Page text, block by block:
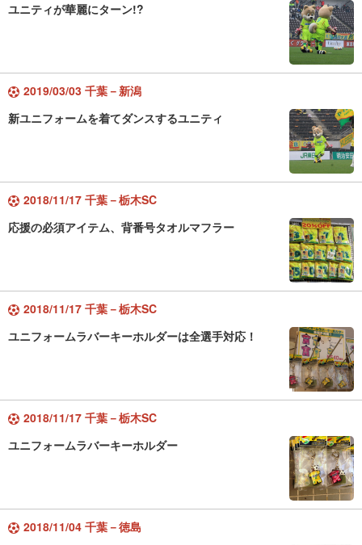
ユニティが華麗にターン!?
2019/03/03 千葉－新潟
新ユニフォームを着てダンスするユニティ
2018/11/17 千葉－栃木SC
応援の必須アイテム、背番号タオルマフラー
2018/11/17 千葉－栃木SC
ユニフォームラバーキーホルダーは全選手対応！
2018/11/17 千葉－栃木SC
ユニフォームラバーキーホルダー
2018/11/04 千葉－徳島